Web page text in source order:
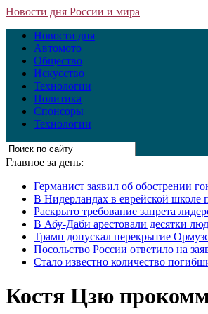
Новости дня России и мира
Новости дня
Автомото
Общество
Искусство
Технологии
Политика
Спонсоры
Технологии
Главное за день:
Германист заявил об обострении
В Нидерландах в еврейской школе
Раскрыто требование запрета
В Абу-Даби арестовали десятки
Трамп допускал перекрытие
Посольство России ответило на
Стало известно количество
Костя Цзю